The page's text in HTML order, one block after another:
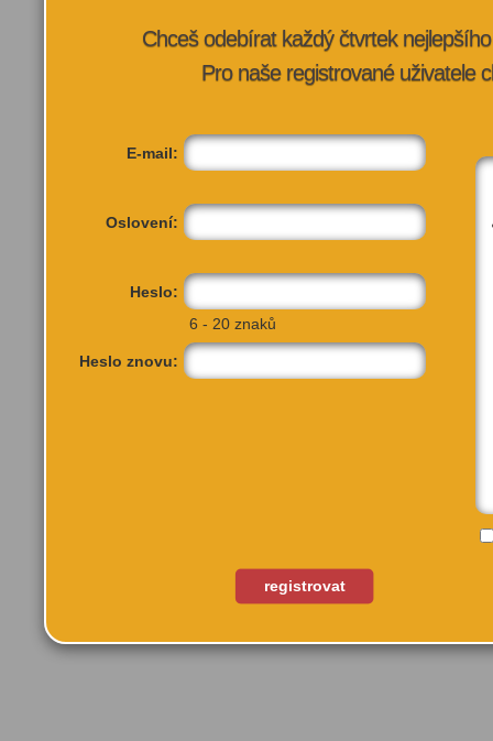
Chceš odebírat každý čtvrtek
Pro naše registrované uživatele
E-mail:
Oslovení:
Heslo:
6 - 20 znaků
Heslo znovu:
registrovat